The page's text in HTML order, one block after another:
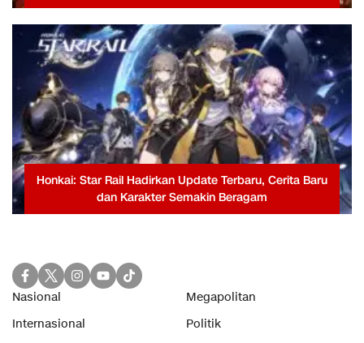
Honkai: Star Rail Hadirkan Update Terbaru, Cerita Baru
dan Karakter Semakin Beragam
Nasional
Megapolitan
Internasional
Politik